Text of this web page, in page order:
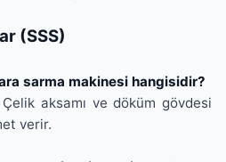
(SSS)
sarma makinesi hangisidir?
aksamı ve döküm gövdesi
verir.